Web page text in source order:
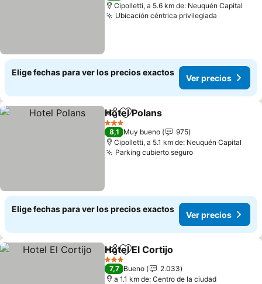
Cipolletti, a 5.6 km de: Neuquén Capital
Ubicación céntrica privilegiada
Elige fechas para ver los precios exactos
Ver precios
CompartirAgregar a favoritos
Hotel Polans
3 Estrellas
8,1 Muy bueno
975
Cipolletti, a 5.1 km de: Neuquén Capital
Parking cubierto seguroVer precios
Elige fechas para ver los precios exactos
Ver precios
CompartirAgregar a favoritos
Hotel El Cortijo
3 Estrellas
7,7 Bueno
2.033
a 1.1 km de: Centro de la ciudad